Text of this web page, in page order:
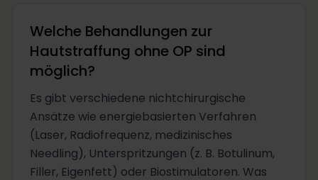
Welche Behandlungen zur
Hautstraffung ohne OP sind
möglich?
Es gibt verschiedene nichtchirurgische
Ansätze wie energiebasierten Verfahren
(Laser, Radiofrequenz, medizinisches
Needling), Unterspritzungen (z. B. Botulinum,
Filler, Eigenfett) oder Biostimulatoren. Was